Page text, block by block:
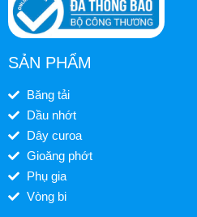
SẢN PHẨM
Băng tải
Dầu nhớt
Dây curoa
Gioăng phớt
Phụ gia
Vòng bi